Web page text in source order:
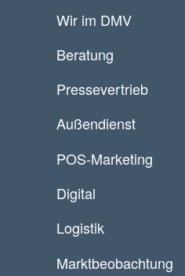
Wir im DMV
Beratung
Pressevertrieb
Außendienst
POS-Marketing
Digital
Logistik
Marktbeobachtung